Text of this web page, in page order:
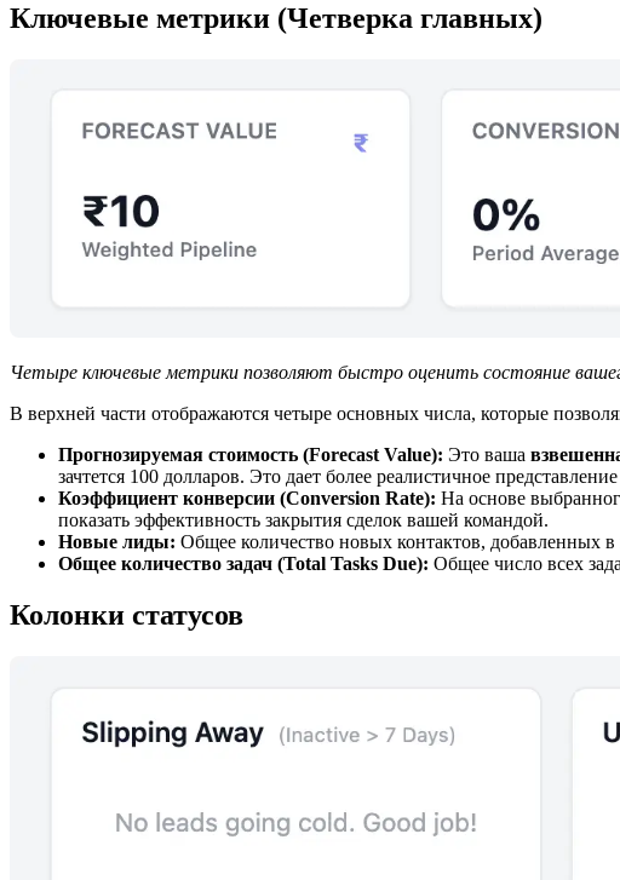
Ключевые метрики (Четверка главных)
Четыре ключевые метрики позволяют быстро оценить состояние
В верхней части отображаются четыре основных числа, которые
Прогнозируемая стоимость (Forecast Value): Это ваша
зачтется 100 долларов. Это дает более реалистичное
Коэффициент конверсии (Conversion Rate): На основе
показать эффективность закрытия сделок вашей командой.
Новые лиды: Общее количество новых контактов, добавленных
Общее количество задач (Total Tasks Due): Общее число всех
Колонки статусов